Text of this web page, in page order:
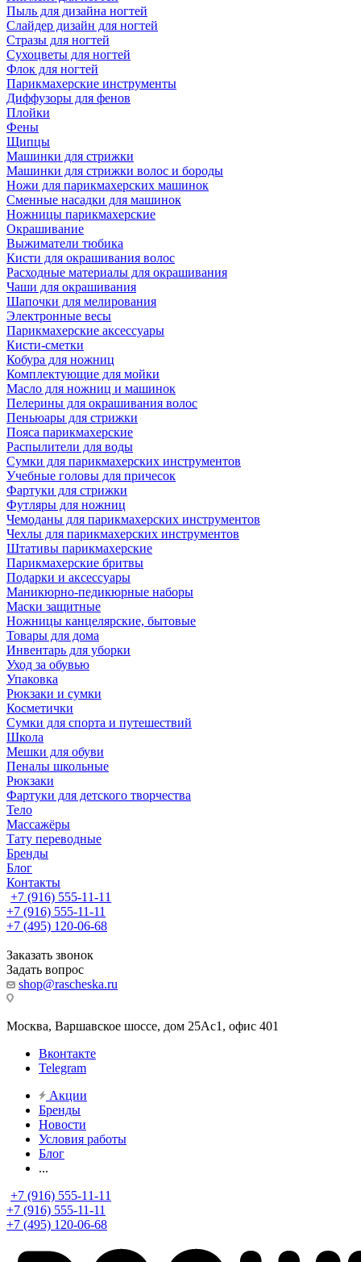
Пыль для дизайна ногтей
Слайдер дизайн для ногтей
Стразы для ногтей
Сухоцветы для ногтей
Флок для ногтей
Парикмахерские инструменты
Диффузоры для фенов
Плойки
Фены
Щипцы
Машинки для стрижки
Машинки для стрижки волос и бороды
Ножи для парикмахерских машинок
Сменные насадки для машинок
Ножницы парикмахерские
Окрашивание
Выжиматели тюбика
Кисти для окрашивания волос
Расходные материалы для окрашивания
Чаши для окрашивания
Шапочки для мелирования
Электронные весы
Парикмахерские аксессуары
Кисти-сметки
Кобура для ножниц
Комплектующие для мойки
Масло для ножниц и машинок
Пелерины для окрашивания волос
Пеньюары для стрижки
Пояса парикмахерские
Распылители для воды
Сумки для парикмахерских инструментов
Учебные головы для причесок
Фартуки для стрижки
Футляры для ножниц
Чемоданы для парикмахерских инструментов
Чехлы для парикмахерских инструментов
Штативы парикмахерские
Парикмахерские бритвы
Подарки и аксессуары
Маникюрно-педикюрные наборы
Маски защитные
Ножницы канцелярские, бытовые
Товары для дома
Инвентарь для уборки
Уход за обувью
Упаковка
Рюкзаки и сумки
Косметички
Сумки для спорта и путешествий
Школа
Мешки для обуви
Пеналы школьные
Рюкзаки
Фартуки для детского творчества
Тело
Массажёры
Тату переводные
Бренды
Блог
Контакты
+7 (916) 555-11-11
+7 (916) 555-11-11
+7 (495) 120-06-68
Заказать звонок
Задать вопрос
shop@rascheska.ru
Москва, Варшавское шоссе, дом 25Аc1, офис 401
Вконтакте
Telegram
Акции
Бренды
Новости
Условия работы
Блог
...
+7 (916) 555-11-11
+7 (916) 555-11-11
+7 (495) 120-06-68